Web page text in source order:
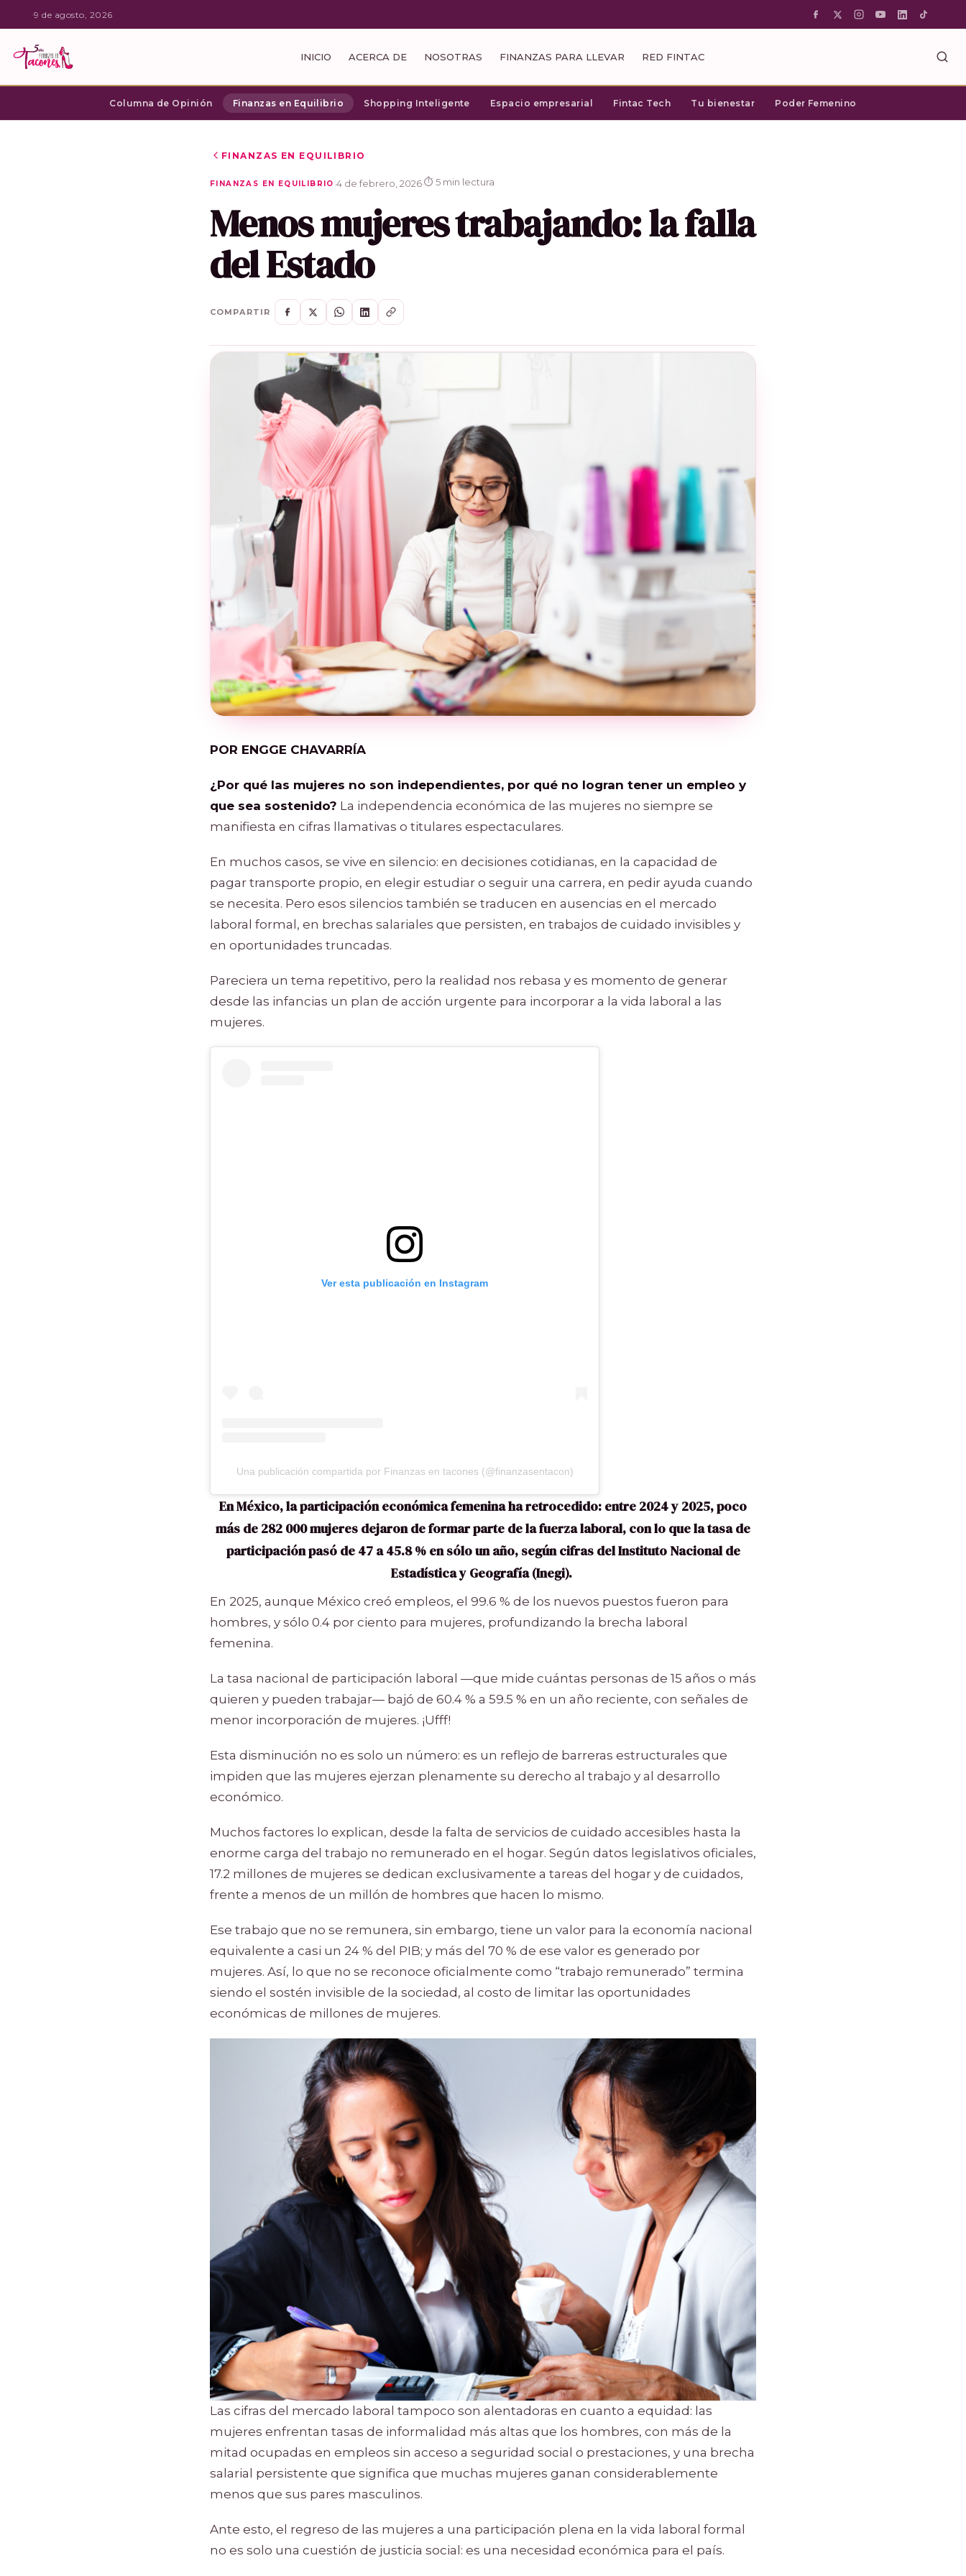
·9 de agosto, 2026
INICIO ACERCA DE NOSOTRAS FINANZAS PARA LLEVAR RED FINTAC
Columna de Opinión Finanzas en Equilibrio Shopping Inteligente Espacio empresarial Fintac Tech Tu bienestar Poder Femenino
FINANZAS EN EQUILIBRIO
FINANZAS EN EQUILIBRIO ·4 de febrero, 2026·⏱ 5 min lectura
Menos mujeres trabajando: la falla
del Estado
COMPARTIR
POR ENGGE CHAVARRÍA
¿Por qué las mujeres no son independientes, por qué no logran tener un empleo y
que sea sostenido? La independencia económica de las mujeres no siempre se
manifiesta en cifras llamativas o titulares espectaculares.
En muchos casos, se vive en silencio: en decisiones cotidianas, en la capacidad de
pagar transporte propio, en elegir estudiar o seguir una carrera, en pedir ayuda cuando
se necesita. Pero esos silencios también se traducen en ausencias en el mercado
laboral formal, en brechas salariales que persisten, en trabajos de cuidado invisibles y
en oportunidades truncadas.
Pareciera un tema repetitivo, pero la realidad nos rebasa y es momento de generar
desde las infancias un plan de acción urgente para incorporar a la vida laboral a las
mujeres.
Ver esta publicación en Instagram
Una publicación compartida por Finanzas en tacones (@finanzasentacon)
En México, la participación económica femenina ha retrocedido: entre 2024 y 2025, poco
más de 282 000 mujeres dejaron de formar parte de la fuerza laboral, con lo que la tasa de
participación pasó de 47 a 45.8 % en sólo un año, según cifras del Instituto Nacional de
Estadística y Geografía (Inegi).
En 2025, aunque México creó empleos, el 99.6 % de los nuevos puestos fueron para
hombres, y sólo 0.4 por ciento para mujeres, profundizando la brecha laboral
femenina.
La tasa nacional de participación laboral —que mide cuántas personas de 15 años o más
quieren y pueden trabajar— bajó de 60.4 % a 59.5 % en un año reciente, con señales de
menor incorporación de mujeres. ¡Ufff!
Esta disminución no es solo un número: es un reflejo de barreras estructurales que
impiden que las mujeres ejerzan plenamente su derecho al trabajo y al desarrollo
económico.
Muchos factores lo explican, desde la falta de servicios de cuidado accesibles hasta la
enorme carga del trabajo no remunerado en el hogar. Según datos legislativos oficiales,
17.2 millones de mujeres se dedican exclusivamente a tareas del hogar y de cuidados,
frente a menos de un millón de hombres que hacen lo mismo.
Ese trabajo que no se remunera, sin embargo, tiene un valor para la economía nacional
equivalente a casi un 24 % del PIB; y más del 70 % de ese valor es generado por
mujeres. Así, lo que no se reconoce oficialmente como “trabajo remunerado” termina
siendo el sostén invisible de la sociedad, al costo de limitar las oportunidades
económicas de millones de mujeres.
Las cifras del mercado laboral tampoco son alentadoras en cuanto a equidad: las
mujeres enfrentan tasas de informalidad más altas que los hombres, con más de la
mitad ocupadas en empleos sin acceso a seguridad social o prestaciones, y una brecha
salarial persistente que significa que muchas mujeres ganan considerablemente
menos que sus pares masculinos.
Ante esto, el regreso de las mujeres a una participación plena en la vida laboral formal
no es solo una cuestión de justicia social: es una necesidad económica para el país.